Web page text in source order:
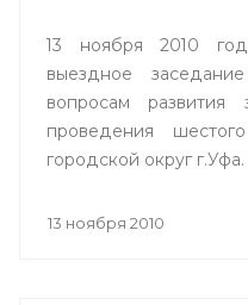
13 ноября 2010
выездное
вопросам развития
проведения
городской округ г.Уфа.
13 ноября 2010